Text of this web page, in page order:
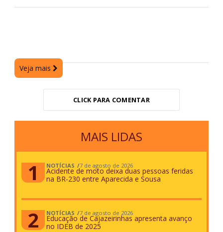
Veja mais
CLICK PARA COMENTAR
MAIS LIDAS
NOTÍCIAS 7 de agosto de 2026
Acidente de moto deixa duas pessoas feridas
na BR-230 entre Aparecida e Sousa
NOTÍCIAS 7 de agosto de 2026
Educação de Cajazeirinhas apresenta avanço
no IDEB de 2025